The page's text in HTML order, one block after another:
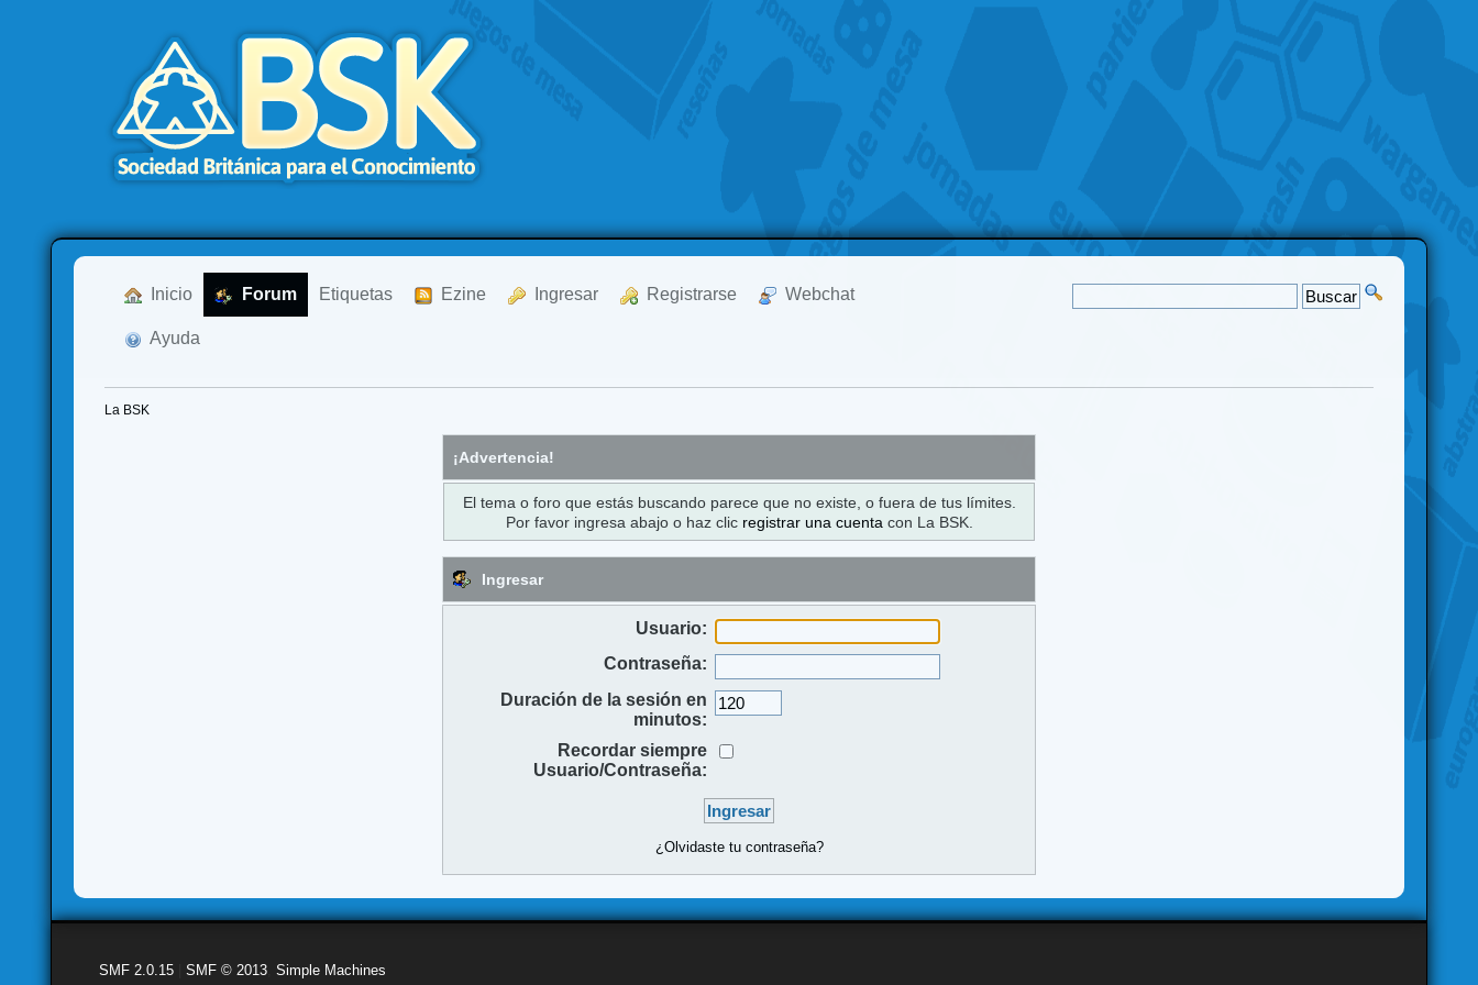
Inicio Forum Etiquetas Ezine Ingresar Registrarse Webchat
Ayuda
La BSK
¡Advertencia!
El tema o foro que estás buscando parece que no existe, o fuera de tus límites.
Por favor ingresa abajo o haz clic registrar una cuenta con La BSK.
Ingresar
Usuario:
Contraseña:
Duración de la sesión en
minutos:
Recordar siempre
Usuario/Contraseña:
¿Olvidaste tu contraseña?
SMF 2.0.15 |SMF © 2013 ,Simple Machines